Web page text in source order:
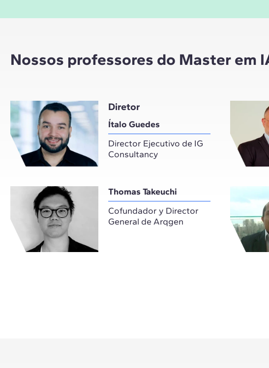
Nossos professores do Master em
Diretor
Ítalo Guedes
Director Ejecutivo de IG
Consultancy
Thomas Takeuchi
Cofundador y Director
General de Arqgen